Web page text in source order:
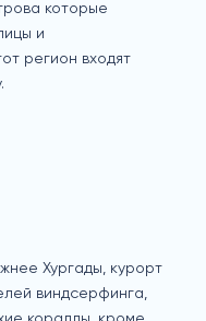
которые
и
регион входят
Хургады, курорт
виндсерфинга,